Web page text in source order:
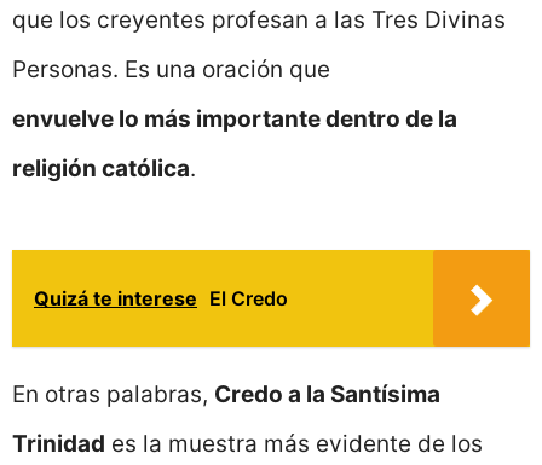
que los creyentes profesan a las Tres Divinas
Personas. Es una oración que
envuelve lo más importante dentro de la
religión católica.
Quizá te interese El Credo
En otras palabras, Credo a la Santísima
Trinidad es la muestra más evidente de los